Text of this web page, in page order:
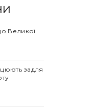
Великої
задля